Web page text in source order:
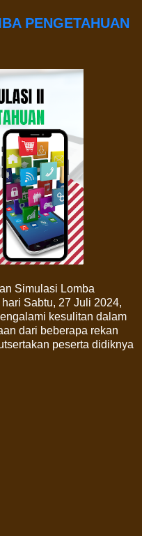
PENGETAHUAN
Simulasi Lomba
Sabtu, 27 Juli 2024,
kesulitan dalam
dari beberapa rekan
peserta didiknya